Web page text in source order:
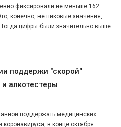
фиксировали не меньше 162
конечно, не пиковые значения,
цифры были значительно выше.
поддержи "скорой"
алкотестеры
поддержать медицинских
в конце октября